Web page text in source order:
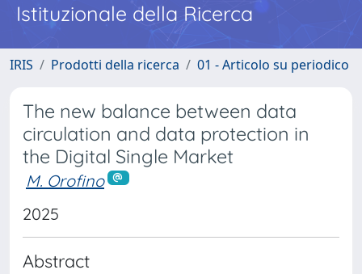
Istituzionale della Ricerca
IRIS Prodotti della ricerca 01 - Articolo su periodico
The new balance between data
circulation and data protection in
the Digital Single Market
M. Orofino
2025
Abstract